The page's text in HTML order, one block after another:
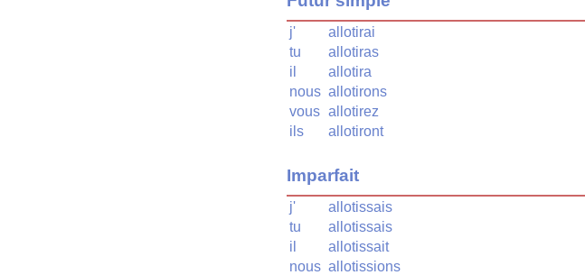
j'
allotirai
tu
allotiras
il
allotira
nous allotirons
vous allotirez
ils
allotiront
Imparfait
j'
allotissais
tu
allotissais
il
allotissait
nous allotissions